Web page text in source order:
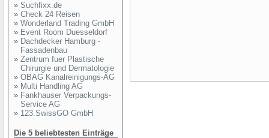
» Suchfixx.de
» Check 24 Reisen
» Wonderland Trading GmbH
» Event Room Duesseldorf
» Dachdecker Hamburg -
Fassadenbau
» Zentrum fuer Plastische
Chirurgie und Dermatologie
» OBAG Kanalreinigungs-AG
» Multi Handling AG
» Fankhauser Verpackungs-
Service AG
» 123.SwissGO GmbH
Die 5 beliebtesten Einträge